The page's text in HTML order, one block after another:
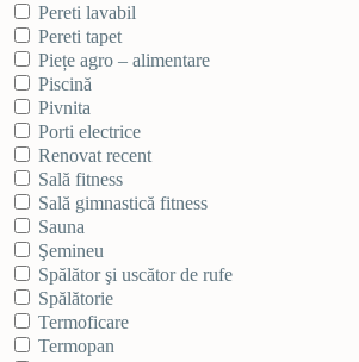
Pereti lavabil
Pereti tapet
Piețe agro – alimentare
Piscină
Pivnita
Porti electrice
Renovat recent
Sală fitness
Sală gimnastică fitness
Sauna
Şemineu
Spălător şi uscător de rufe
Spălătorie
Termoficare
Termopan